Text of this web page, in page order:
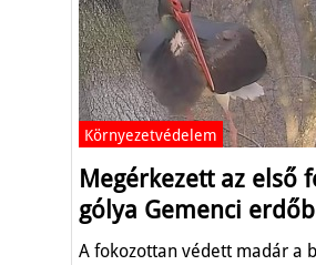
Környezetvédelem
Megérkezett az első
gólya Gemenci
A fokozottan védett madár a